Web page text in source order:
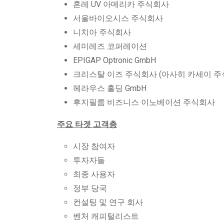
혼레 UV 아메리카 주식회사
서울바이오시스 주식회사
니치아 주식회사
세미레즈 코퍼레이션
EPIGAP Optronic GmbH
크리스탈 이즈 주식회사 (아사히 카세이 주
헤라우스 홀딩 GmbH
후지필름 비즈니스 이노베이션 주식회사
주요 타겟 고객층
시장 참여자
투자자들
최종 사용자
정부 당국
컨설팅 및 연구 회사
벤처 캐피털리스트